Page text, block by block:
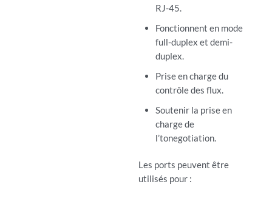
RJ-45.
Fonctionnent en mode
full-duplex et demi-
duplex.
Prise en charge du
contrôle des flux.
Soutenir la prise en
charge de
l’tonegotiation.
Les ports peuvent être
utilisés pour :